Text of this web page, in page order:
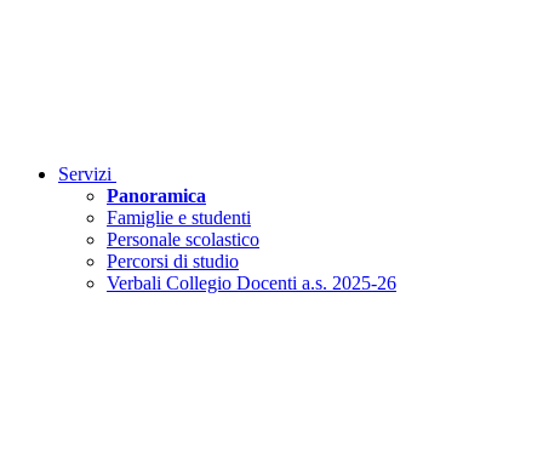
Servizi
Panoramica
Famiglie e studenti
Personale scolastico
Percorsi di studio
Verbali Collegio Docenti a.s. 2025-26